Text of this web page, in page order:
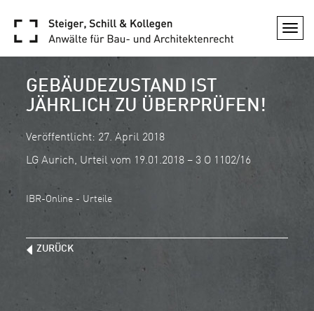
GEBÄUDEZUSTAND IST
JÄHRLICH ZU ÜBERPRÜFEN!
Veröffentlicht: 27. April 2018
LG Aurich, Urteil vom 19.01.2018 – 3 O 1102/16
IBR-Online - Urteile
ZURÜCK